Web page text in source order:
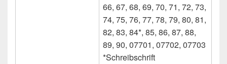
66, 67, 68, 69, 70, 71, 72, 73,
74, 75, 76, 77, 78, 79, 80, 81,
82, 83, 84*, 85, 86, 87, 88,
89, 90, 07701, 07702, 07703
*Schreibschrift